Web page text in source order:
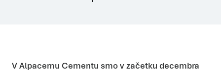
V Alpacemu Cementu smo v začetku decembra